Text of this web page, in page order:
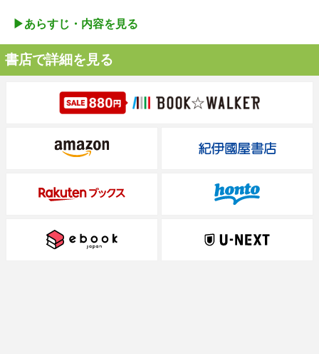
▶︎あらすじ・内容を見る
書店で詳細を見る